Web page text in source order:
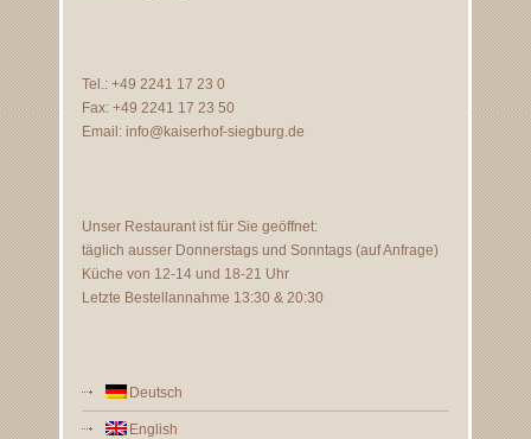
Tel.: +49 2241 17 23 0
Fax: +49 2241 17 23 50
Email: info@kaiserhof-siegburg.de
Unser Restaurant ist für Sie geöffnet:
täglich ausser Donnerstags und Sonntags (auf Anfrage)
Küche von 12-14 und 18-21 Uhr
Letzte Bestellannahme 13:30 & 20:30
Deutsch
English